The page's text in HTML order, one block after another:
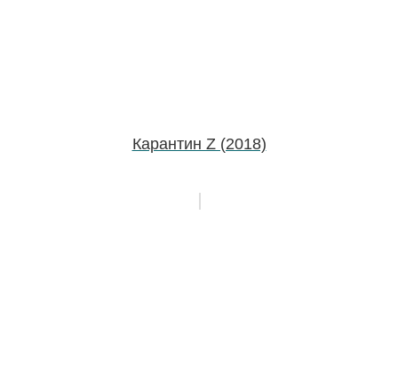
Карантин Z (2018)